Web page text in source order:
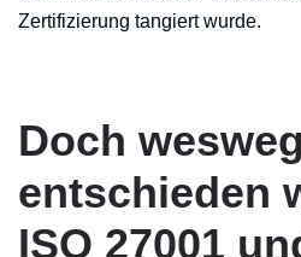
Zertifizierung tangiert wurde.
Doch
entschieden
ISO 27001